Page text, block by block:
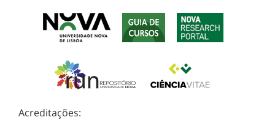
Acreditações: